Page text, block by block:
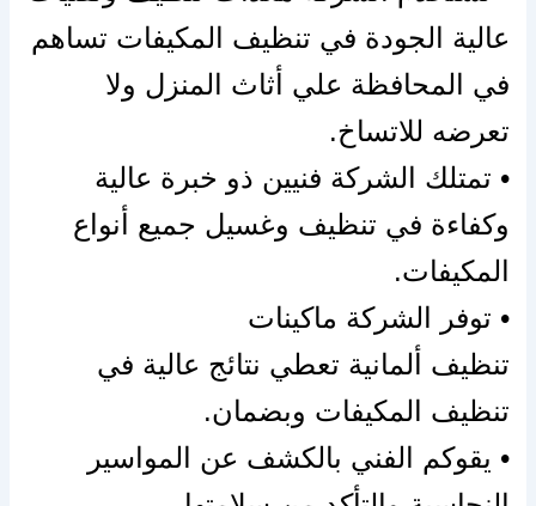
عالية الجودة في تنظيف المكيفات تساهم
في المحافظة علي أثاث المنزل ولا
تعرضه للاتساخ.
• تمتلك الشركة فنيين ذو خبرة عالية
وكفاءة في تنظيف وغسيل جميع أنواع
المكيفات.
• توفر الشركة ماكينات
تنظيف
ألمانية تعطي نتائج عالية في
تنظيف المكيفات وبضمان.
• يقوكم الفني بالكشف عن المواسير